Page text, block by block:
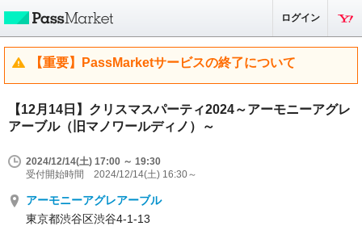
ログイン
【重要】PassMarketサービスの終了について
【12月14日】クリスマスパーティ2024～アーモニーアグレ
アーブル（旧マノワールディノ）～
2024/12/14(土) 17:00 ～ 19:30
受付開始時間 2024/12/14(土) 16:30～
アーモニーアグレアーブル
東京都渋谷区渋谷4-1-13